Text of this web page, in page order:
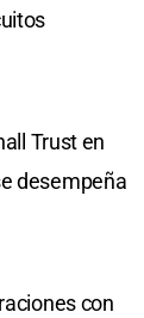
Trust en
desempeña
con